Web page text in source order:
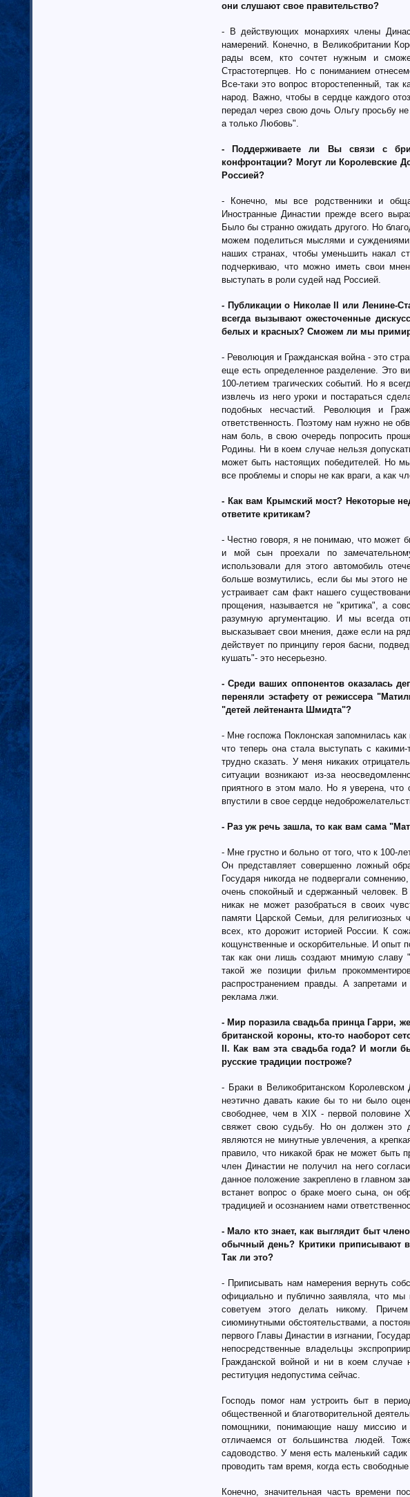
они слушают свое правительство?
- В действующих монархиях члены
намерений. Конечно, в Великобритании
рады всем, кто сочтет нужным и
Страстотерпцев. Но с пониманием
Все-таки это вопрос второстепенный, так
народ. Важно, чтобы в сердце каждого
передал через свою дочь Ольгу просьбу
а только Любовь".
- Поддерживаете ли Вы связи с
конфронтации? Могут ли Королевские
Россией?
- Конечно, мы все родственники и
Иностранные Династии прежде всего
Было бы странно ожидать другого. Но
можем поделиться мыслями и
наших странах, чтобы уменьшить накал
подчеркиваю, что можно иметь свои
выступать в роли судей над Россией.
- Публикации о Николае II или Ленине-
всегда вызывают ожесточенные
белых и красных? Сможем ли мы
- Революция и Гражданская война - это
еще есть определенное разделение. Это
100-летием трагических событий. Но я
извлечь из него уроки и постараться
подобных несчастий. Революция и
ответственность. Поэтому нам нужно не
нам боль, в свою очередь попросить
Родины. Ни в коем случае нельзя
может быть настоящих победителей. Но
все проблемы и споры не как враги, а как
- Как вам Крымский мост? Некоторые
ответите критикам?
- Честно говоря, я не понимаю, что может
и мой сын проехали по
использовали для этого автомобиль
больше возмутились, если бы мы этого
устраивает сам факт нашего
прощения, называется не "критика", а
разумную аргументацию. И мы всегда
высказывает свои мнения, даже если на
действует по принципу героя басни,
кушать"- это несерьезно.
- Среди ваших оппонентов оказалась
переняли эстафету от режиссера
"детей лейтенанта Шмидта"?
- Мне госпожа Поклонская запомнилась
что теперь она стала выступать с
трудно сказать. У меня никаких
ситуации возникают из-за
приятного в этом мало. Но я уверена,
впустили в свое сердце
- Раз уж речь зашла, то как вам сама
- Мне грустно и больно от того, что к 100-
Он представляет совершенно ложный
Государя никогда не подвергали
очень спокойный и сдержанный человек.
никак не может разобраться в своих
памяти Царской Семьи, для религиозных
всех, кто дорожит историей России. К
кощунственные и оскорбительные. И опыт
так как они лишь создают мнимую славу
такой же позиции фильм
распространением правды. А запретами
реклама лжи.
- Мир поразила свадьба принца Гарри,
британской короны, кто-то наоборот
II. Как вам эта свадьба года? И могли
русские традиции построже?
- Браки в Великобританском
неэтично давать какие бы то ни было
свободнее, чем в XIX - первой половине
свяжет свою судьбу. Но он должен это
являются не минутные увлечения, а
правило, что никакой брак не может быть
член Династии не получил на него
данное положение закреплено в главном
встанет вопрос о браке моего сына, он
традицией и осознанием нами
- Мало кто знает, как выглядит быт
обычный день? Критики приписывают
Так ли это?
- Приписывать нам намерения вернуть
официально и публично заявляла, что мы
советуем этого делать никому.
сиюминутными обстоятельствами, а
первого Главы Династии в изгнании,
непосредственные владельцы
Гражданской войной и ни в коем случае
реституция недопустима сейчас.
Господь помог нам устроить быт в
общественной и благотворительной
помощники, понимающие нашу миссию
отличаемся от большинства людей.
садоводство. У меня есть маленький
проводить там время, когда есть
Конечно, значительная часть времени